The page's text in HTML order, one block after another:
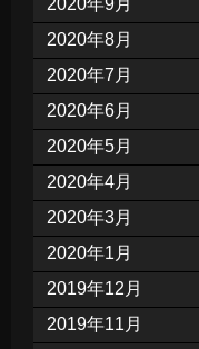
2020年9月
2020年8月
2020年7月
2020年6月
2020年5月
2020年4月
2020年3月
2020年1月
2019年12月
2019年11月